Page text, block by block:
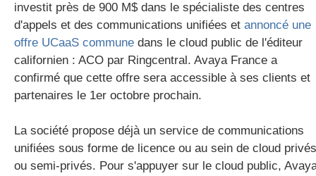
investit près de 900 M$ dans le spécialiste des centres
d'appels et des communications unifiées et annoncé une
offre UCaaS commune dans le cloud public de l'éditeur
californien : ACO par Ringcentral. Avaya France a
confirmé que cette offre sera accessible à ses clients et
partenaires le 1er octobre prochain.
La société propose déjà un service de communications
unifiées sous forme de licence ou au sein de cloud privés
ou semi-privés. Pour s'appuyer sur le cloud public,